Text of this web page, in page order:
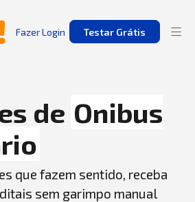
Fazer Login Testar Grátis
de Onibus
que fazem sentido, receba
sem garimpo manual